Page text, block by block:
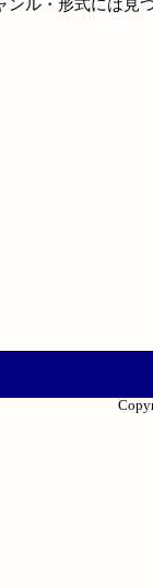
ル・形式には見